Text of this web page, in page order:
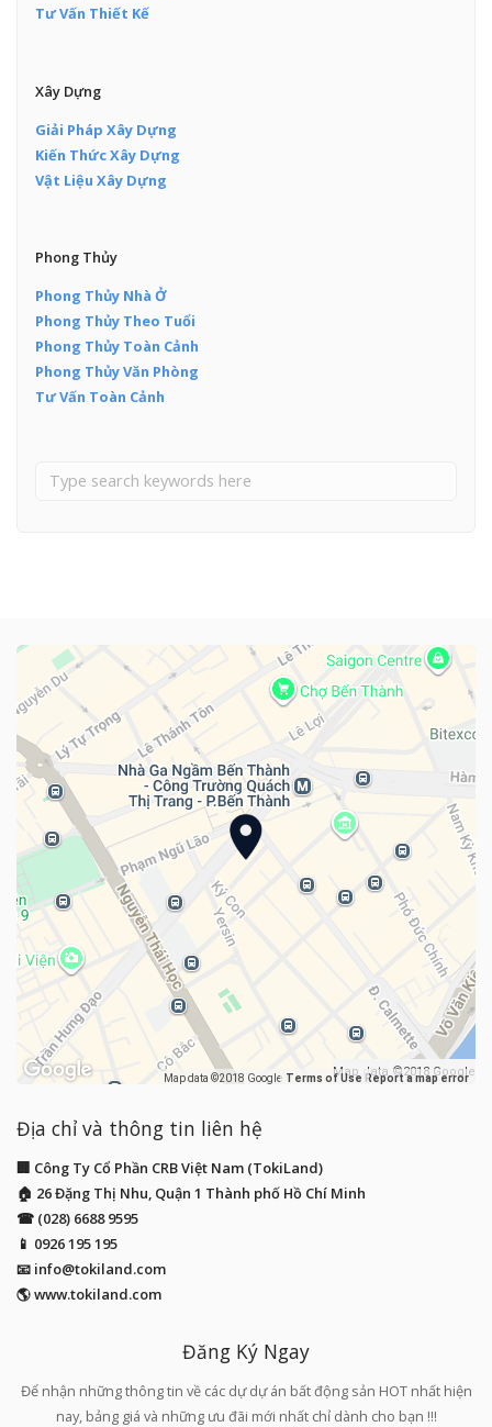
Tư Vấn Thiết Kế
Xây Dựng
Giải Pháp Xây Dựng
Kiến Thức Xây Dựng
Vật Liệu Xây Dựng
Phong Thủy
Phong Thủy Nhà Ở
Phong Thủy Theo Tuổi
Phong Thủy Toàn Cảnh
Phong Thủy Văn Phòng
Tư Vấn Toàn Cảnh
Map data ©2018 Google Map data ©2018 Google
Terms of Use Report a map error
Địa chỉ và thông tin liên hệ
🏢 Công Ty Cổ Phần CRB Việt Nam (TokiLand)
🏠 26 Đặng Thị Nhu, Quận 1 Thành phố Hồ Chí Minh
☎ (028) 6688 9595
📱 0926 195 195
📧 info@tokiland.com
🌎 www.tokiland.com
Đăng Ký Ngay
Để nhận những thông tin về các dự dự án bất động sản HOT nhất hiện
nay, bảng giá và những ưu đãi mới nhất chỉ dành cho bạn !!!